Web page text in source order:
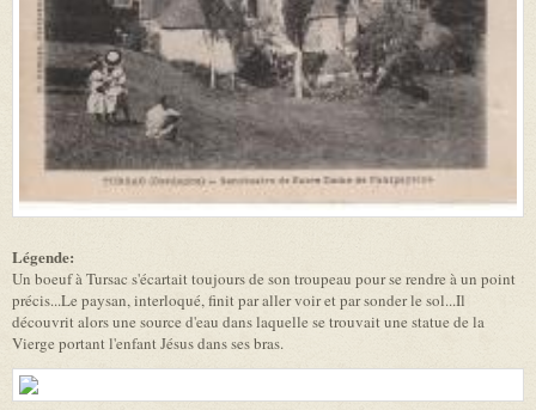
Légende:
Un boeuf à Tursac s'écartait toujours de son troupeau pour se rendre à un point
précis...Le paysan, interloqué, finit par aller voir et par sonder le sol...Il
découvrit alors une source d'eau dans laquelle se trouvait une statue de la
Vierge portant l'enfant Jésus dans ses bras.